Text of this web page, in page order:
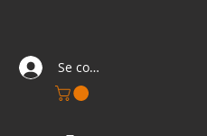
Se connecter